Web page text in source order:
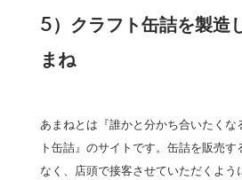
5）クラフト缶詰を製造
まね
あまねとは『誰かと分かち合いたくな
ト缶詰』のサイトです。缶詰を販売
なく、店頭で接客させていただくよう